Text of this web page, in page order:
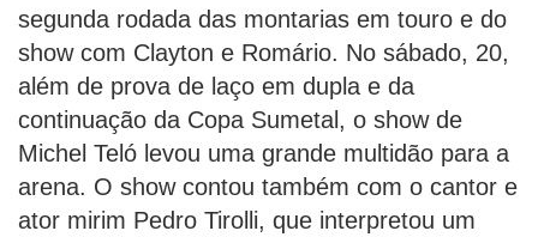
segunda rodada das montarias em touro e do
show com Clayton e Romário. No sábado, 20,
além de prova de laço em dupla e da
continuação da Copa Sumetal, o show de
Michel Teló levou uma grande multidão para a
arena. O show contou também com o cantor e
ator mirim Pedro Tirolli, que interpretou um